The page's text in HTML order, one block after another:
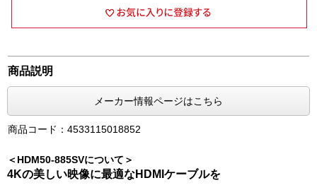
商品説明
メーカー情報ページはこちら
商品コード：4533115018852
＜HDM50-885SVについて＞
4Kの美しい映像に最適なHDMIケーブルを